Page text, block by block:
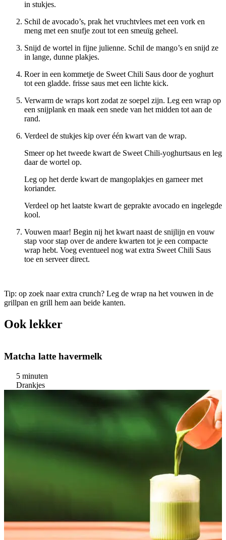
in stukjes.
Schil de avocado’s, prak het vruchtvlees met een vork en
meng met een snufje zout tot een smeuïg geheel.
Snijd de wortel in fijne julienne. Schil de mango’s en snijd ze
in lange, dunne plakjes.
Roer in een kommetje de Sweet Chili Saus door de yoghurt
tot een gladde. frisse saus met een lichte kick.
Verwarm de wraps kort zodat ze soepel zijn. Leg een wrap op
een snijplank en maak een snede van het midden tot aan de
rand.
Verdeel de stukjes kip over één kwart van de wrap.
Smeer op het tweede kwart de Sweet Chili-yoghurtsaus en leg
daar de wortel op.
Leg op het derde kwart de mangoplakjes en garneer met
koriander.
Verdeel op het laatste kwart de geprakte avocado en ingelegde
kool.
Vouwen maar! Begin nij het kwart naast de snijlijn en vouw
stap voor stap over de andere kwarten tot je een compacte
wrap hebt. Voeg eventueel nog wat extra Sweet Chili Saus
toe en serveer direct.
Tip: op zoek naar extra crunch? Leg de wrap na het vouwen in de
grillpan en grill hem aan beide kanten.
Ook lekker
Matcha latte havermelk
5 minuten
Drankjes